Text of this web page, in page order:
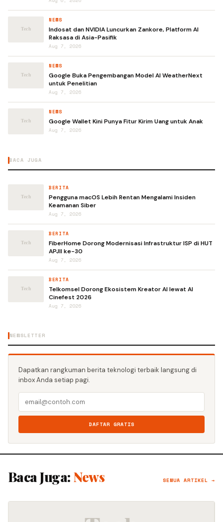
NEWS
Indosat dan NVIDIA Luncurkan Zankore, Platform AI
Raksasa di Asia-Pasifik
Aug 7, 2026
NEWS
Google Buka Pengembangan Model AI WeatherNext
untuk Penelitian
Aug 7, 2026
NEWS
Google Wallet Kini Punya Fitur Kirim Uang untuk Anak
Aug 7, 2026
BACA JUGA
BERITA
Pengguna macOS Lebih Rentan Mengalami Insiden
Keamanan Siber
Aug 7, 2026
BERITA
FiberHome Dorong Modernisasi Infrastruktur ISP di HUT
APJII ke-30
Aug 7, 2026
BERITA
Telkomsel Dorong Ekosistem Kreator AI lewat AI
Cinefest 2026
Aug 7, 2026
NEWSLETTER
Dapatkan rangkuman berita teknologi terbaik langsung di
inbox Anda setiap pagi.
DAFTAR GRATIS
Baca Juga: News SEMUA ARTIKEL →